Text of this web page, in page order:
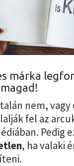
márka
nem, vagy
fel az
Pedig
, ha valaki